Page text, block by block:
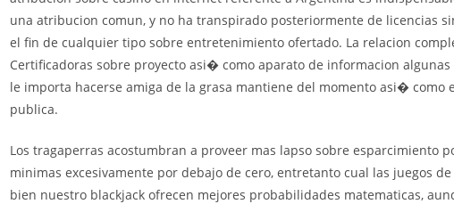
una atribucion comun, y no ha transpirado posteriormente de licencias
el fin de cualquier tipo sobre entretenimiento ofertado. La relacion
Certificadoras sobre proyecto asi� como aparato de informacion algunas
le importa hacerse amiga de la grasa mantiene del momento asi� como
publica.
Los tragaperras acostumbran a proveer mas lapso sobre esparcimiento
minimas excesivamente por debajo de cero, entretanto cual las juegos
bien nuestro blackjack ofrecen mejores probabilidades matematicas,